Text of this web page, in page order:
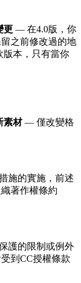
更 — 在4.0版，你
之前修改過的地
版本，只有當你
素材— 僅改變格
施的實施，前述
著作權條約
護的限制或例外
到CC授權條款